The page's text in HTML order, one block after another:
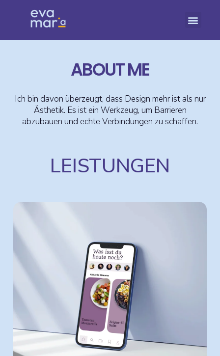
ABOUT ME
Ich bin davon überzeugt, dass Design mehr ist als nur
Ästhetik. Es ist ein Werkzeug, um Barrieren
abzubauen und echte Verbindungen zu schaffen.
LEISTUNGEN